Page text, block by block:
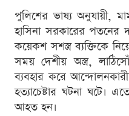
পুলিশের ভাষ্য অনুযায়ী,
হাসিনা সরকারের
কয়েকশ সশস্ত্র ব্যক্তিকে
সময় দেশীয় অস্ত্র,
ব্যবহার করে
হত্যাচেষ্টার ঘটনা ঘটে।
আহত হন।